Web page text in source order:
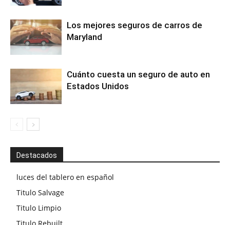
Los mejores seguros de carros de
Maryland
Cuánto cuesta un seguro de auto en
Estados Unidos
Destacados
luces del tablero en español
Titulo Salvage
Titulo Limpio